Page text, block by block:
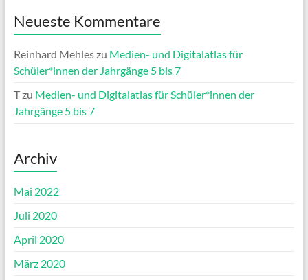
Neueste Kommentare
Reinhard Mehleszu Medien- und Digitalatlas für
Schüler*innen der Jahrgänge 5 bis 7
Tzu Medien- und Digitalatlas für Schüler*innen der
Jahrgänge 5 bis 7
Archiv
Mai 2022
Juli 2020
April 2020
März 2020